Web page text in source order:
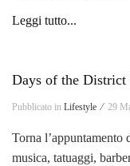
Leggi tutto...
Days of the District
Pubblicato in Lifestyle ⁄ 29
Torna l’appuntamento
musica, tatuaggi,